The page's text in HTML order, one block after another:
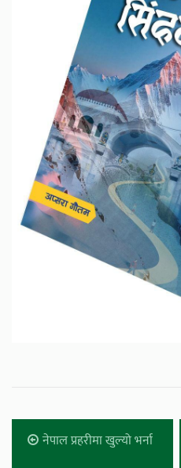
नेपाल प्रहरीमा खुल्यो भर्ना